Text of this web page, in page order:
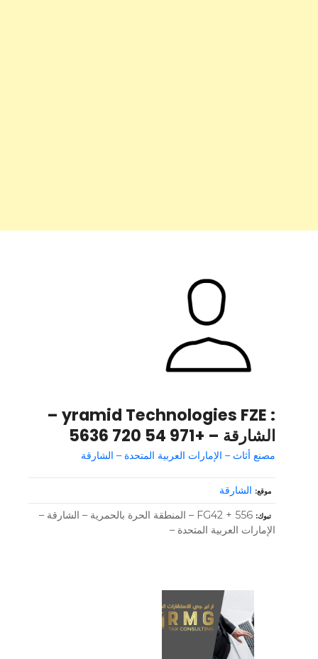
: yramid Technologies FZE –
الشارقة – +971 54 720 5636
مصنع أثاث – الإمارات العربية المتحدة – الشارقة
موقع الشارقة
تبوك
FG42 + 556 – المنطقة الحرة بالحمرية – الشارقة –
الإمارات العربية المتحدة –